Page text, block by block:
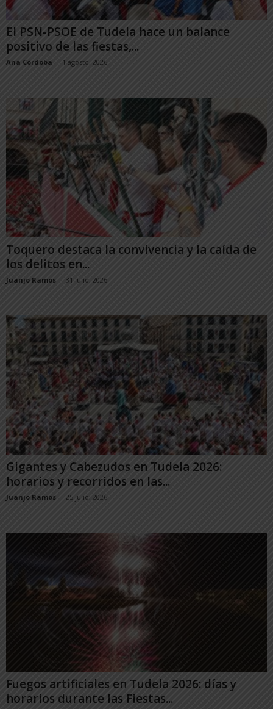
El PSN-PSOE de Tudela hace un balance
positivo de las fiestas,...
Ana Córdoba - 1 agosto, 2026
Toquero destaca la convivencia y la caída de
los delitos en...
Juanjo Ramos - 31 julio, 2026
Gigantes y Cabezudos en Tudela 2026:
horarios y recorridos en las...
Juanjo Ramos - 25 julio, 2026
Fuegos artificiales en Tudela 2026: días y
horarios durante las Fiestas...